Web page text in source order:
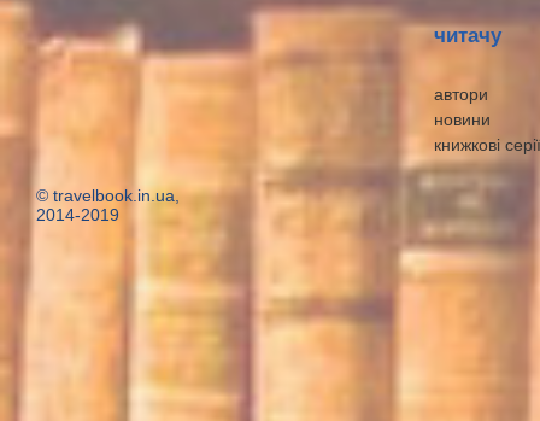
© travelbook.in.ua,
2014-2019
читачу
автори
новини
книжкові серії